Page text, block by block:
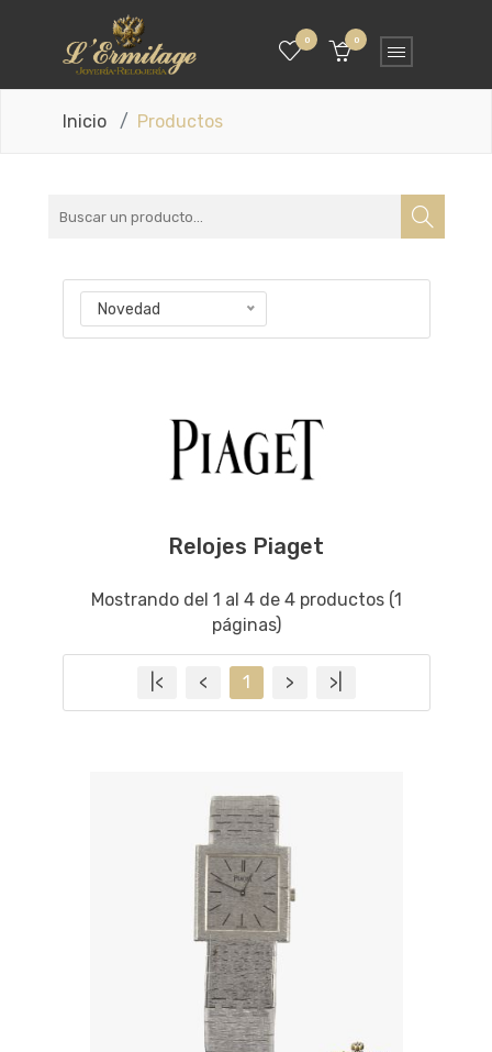
0 0
Inicio Productos
Novedad
Relojes Piaget
Mostrando del 1 al 4 de 4 productos (1
páginas)
|< < 1 > >|